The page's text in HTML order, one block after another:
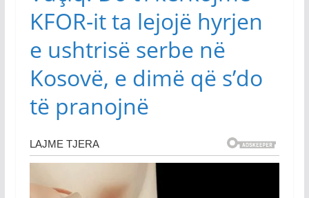
KFOR-it ta lejojë hyrjen
e ushtrisë serbe në
Kosovë, e dimë që s’do
të pranojnë